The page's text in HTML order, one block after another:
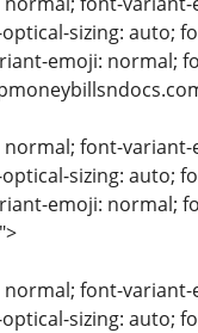
sizing: auto;
emoji: normal;
font-
sizing: auto;
emoji: normal;
font-
sizing: auto;